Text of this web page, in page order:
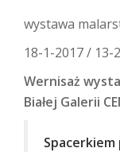
wystawa
18-1-2017 / 13-
Wernisaż
Białej Galerii
Spacerkiem